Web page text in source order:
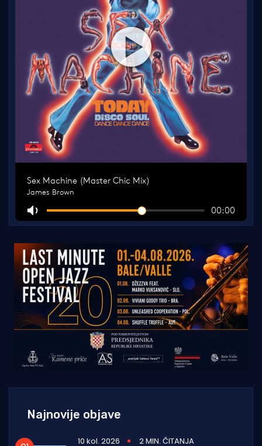
Najnovije objave
10 kol. 2026
2 MIN. ČITANJA